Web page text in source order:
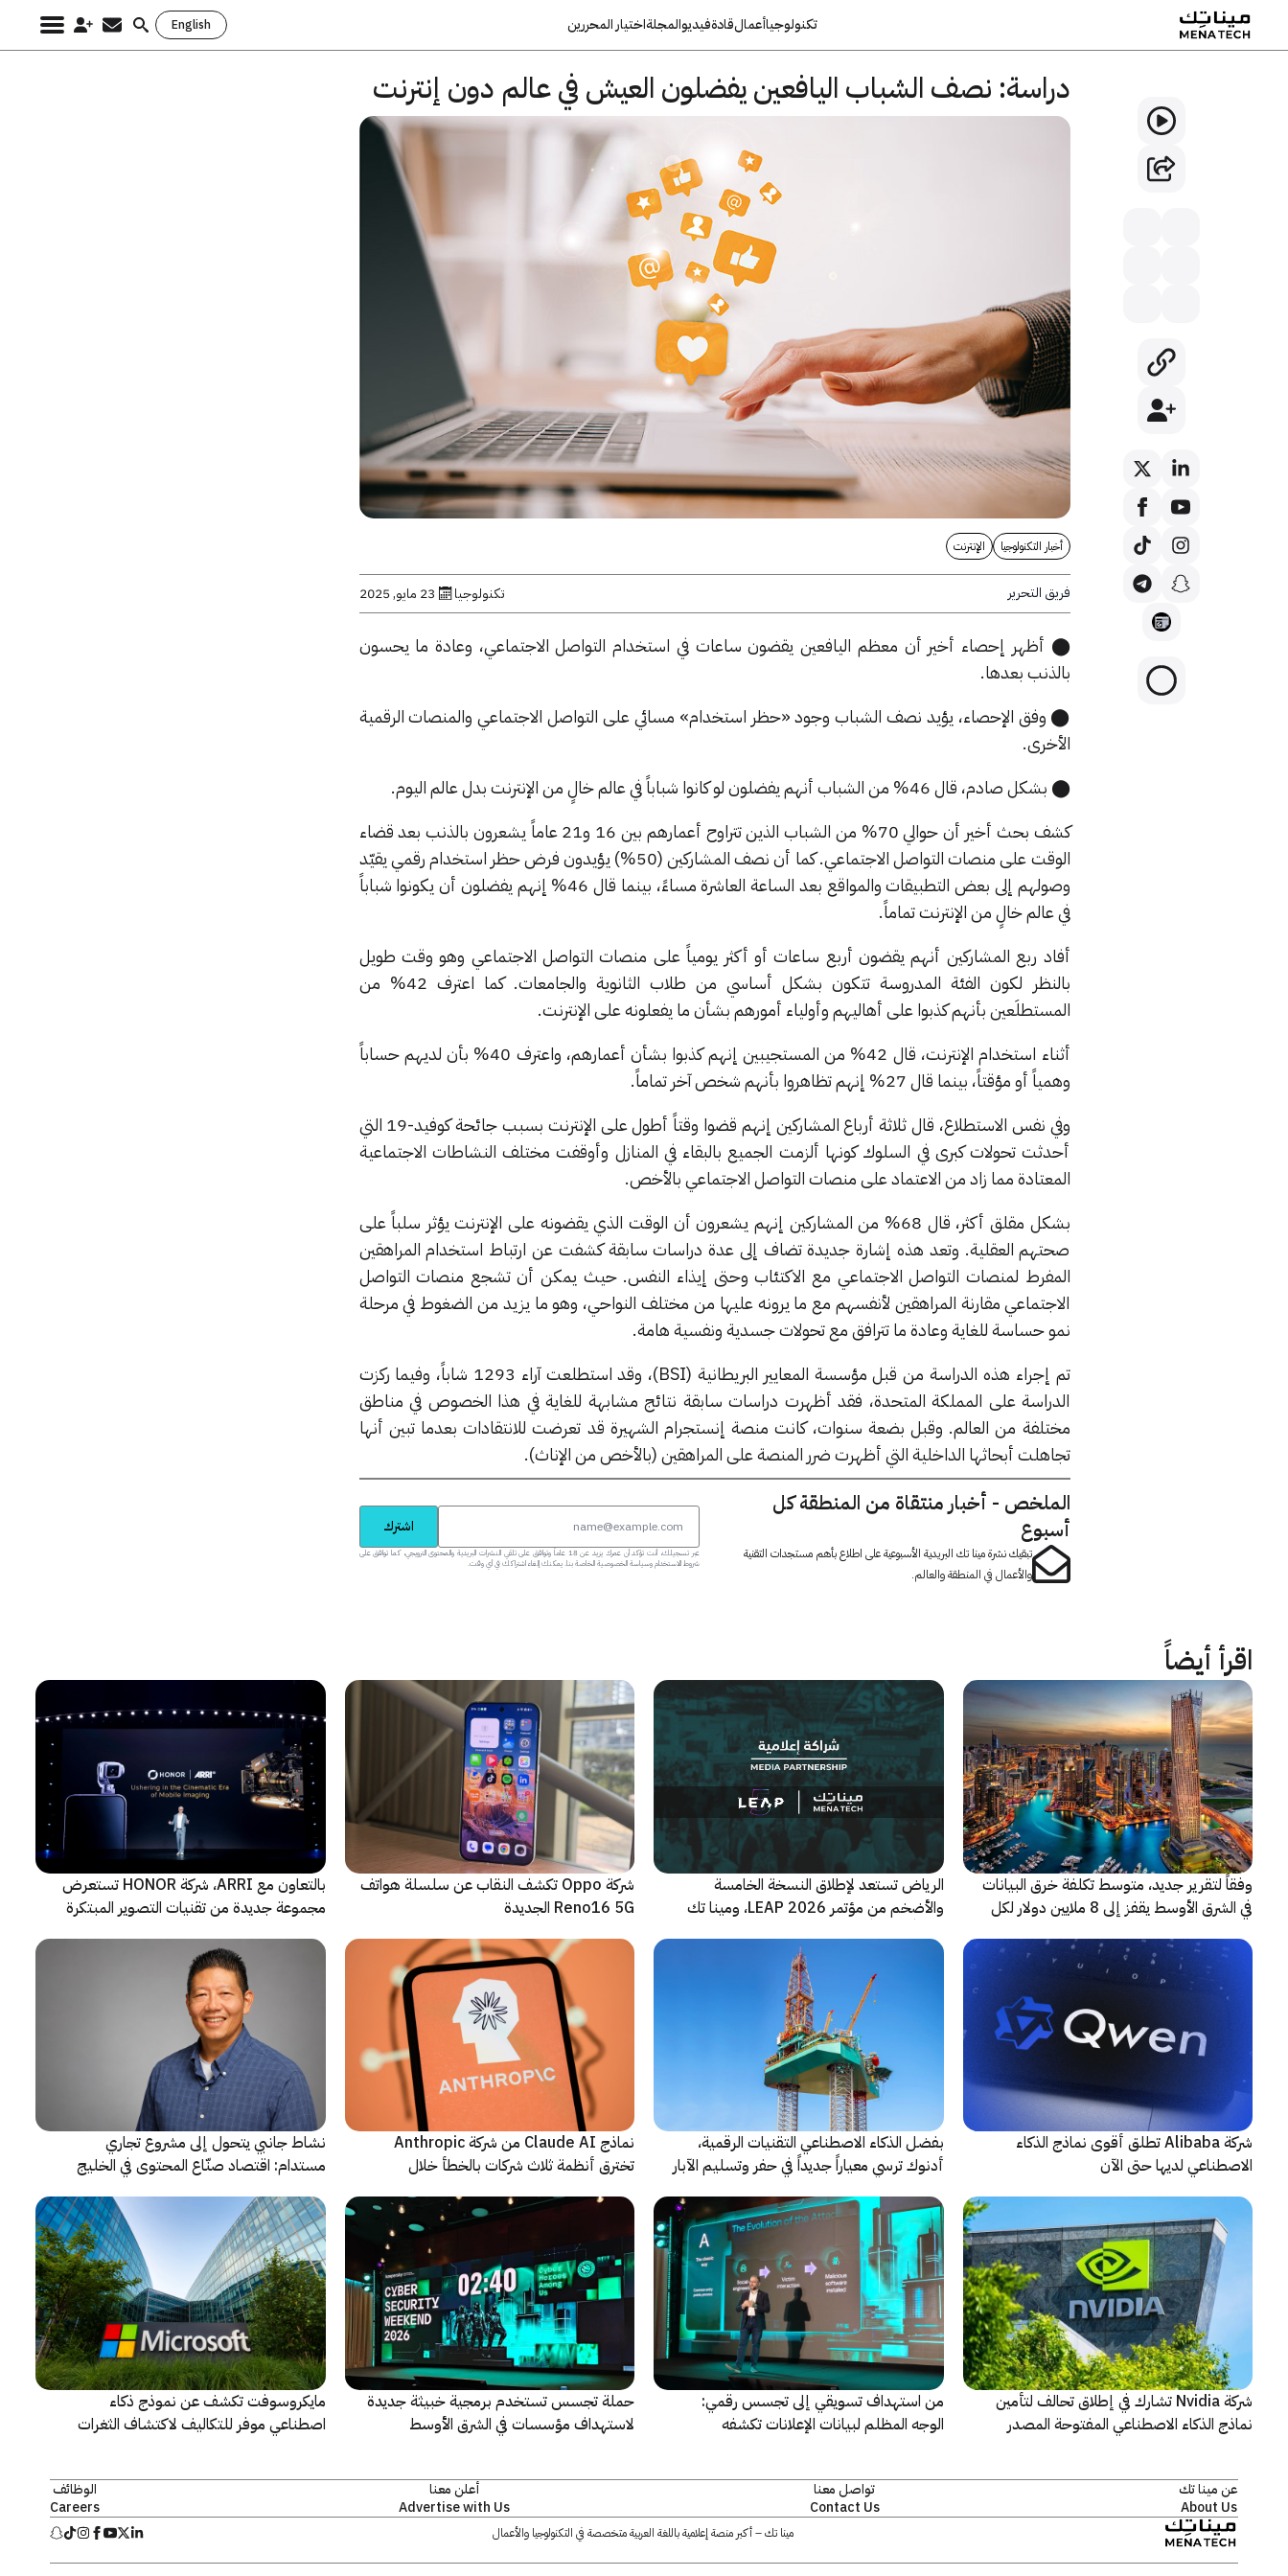
تكنولوجياأعمالقادةفيديوالمجلةاختيار المحررين English
Search
دراسة: نصف الشباب اليافعين يفضلون العيش في عالم دون إنترنت
أخبار التكنولوجيا الإنترنت
فريق التحرير تكنولوجيا 23 مايو, 2025
⬤ أظهر إحصاء أخير أن معظم اليافعين يقضون ساعات في استخدام التواصل الاجتماعي، وعادة ما يحسون
بالذنب بعدها.
⬤ وفق الإحصاء، يؤيد نصف الشباب وجود «حظر استخدام» مسائي على التواصل الاجتماعي والمنصات الرقمية
الأخرى.
⬤ بشكل صادم، قال 46% من الشباب أنهم يفضلون لو كانوا شباباً في عالم خالٍ من الإنترنت بدل عالم اليوم.
كشف بحث أخير أن حوالي 70% من الشباب الذين تتراوح أعمارهم بين 16 و21 عاماً يشعرون بالذنب بعد قضاء
الوقت على منصات التواصل الاجتماعي. كما أن نصف المشاركين (50%) يؤيدون فرض حظر استخدام رقمي يقيّد
وصولهم إلى بعض التطبيقات والمواقع بعد الساعة العاشرة مساءً، بينما قال 46% إنهم يفضلون أن يكونوا شباباً
في عالم خالٍ من الإنترنت تماماً.
أفاد ربع المشاركين أنهم يقضون أربع ساعات أو أكثر يومياً على منصات التواصل الاجتماعي وهو وقت طويل
بالنظر لكون الفئة المدروسة تتكون بشكل أساسي من طلاب الثانوية والجامعات. كما اعترف 42% من
المستطلَعين بأنهم كذبوا على أهاليهم وأولياء أمورهم بشأن ما يفعلونه على الإنترنت.
أثناء استخدام الإنترنت، قال 42% من المستجيبين إنهم كذبوا بشأن أعمارهم، واعترف 40% بأن لديهم حساباً
وهمياً أو مؤقتاً، بينما قال 27% إنهم تظاهروا بأنهم شخص آخر تماماً.
وفي نفس الاستطلاع، قال ثلاثة أرباع المشاركين إنهم قضوا وقتاً أطول على الإنترنت بسبب جائحة كوفيد-19 التي
أحدثت تحولات كبرى في السلوك كونها ألزمت الجميع بالبقاء في المنازل وأوقفت مختلف النشاطات الاجتماعية
المعتادة مما زاد من الاعتماد على منصات التواصل الاجتماعي بالأخص.
بشكل مقلق أكثر، قال 68% من المشاركين إنهم يشعرون أن الوقت الذي يقضونه على الإنترنت يؤثر سلباً على
صحتهم العقلية. وتعد هذه إشارة جديدة تضاف إلى عدة دراسات سابقة كشفت عن ارتباط استخدام المراهقين
المفرط لمنصات التواصل الاجتماعي مع الاكتئاب وحتى إيذاء النفس. حيث يمكن أن تشجع منصات التواصل
الاجتماعي مقارنة المراهقين لأنفسهم مع ما يرونه عليها من مختلف النواحي، وهو ما يزيد من الضغوط في مرحلة
نمو حساسة للغاية وعادة ما تترافق مع تحولات جسدية ونفسية هامة.
تم إجراء هذه الدراسة من قبل مؤسسة المعايير البريطانية (BSI)، وقد استطلعت آراء 1293 شاباً، وفيما ركزت
الدراسة على المملكة المتحدة، فقد أظهرت دراسات سابقة نتائج مشابهة للغاية في هذا الخصوص في مناطق
مختلفة من العالم. وقبل بضعة سنوات، كانت منصة إنستجرام الشهيرة قد تعرضت للانتقادات بعدما تبين أنها
تجاهلت أبحاثها الداخلية التي أظهرت ضرر المنصة على المراهقين (بالأخص من الإناث).
الملخص - أخبار منتقاة من المنطقة كل
أسبوع
تبقيك نشرة مينا تك البريدية الأسبوعية على اطلاع بأهم مستجدات التقنية
والأعمال في المنطقة والعالم.
اشترك
عبر تسجيلك، أنت تؤكد أن عمرك يزيد عن 18 عاماً وتوافق على تلقي النشرات البريدية والمحتوى الترويجي، كما توافق على
شروط الاستخدام وسياسة الخصوصية الخاصة بنا. يمكنك إلغاء اشتراكك في أي وقت.
اقرأ أيضاً
وفقاً لتقرير جديد، متوسط تكلفة خرق البيانات
في الشرق الأوسط يقفز إلى 8 ملايين دولار لكل
الرياض تستعد لإطلاق النسخة الخامسة
والأضخم من مؤتمر LEAP 2026، ومينا تك
شركة Oppo تكشف النقاب عن سلسلة هواتف
Reno16 5G الجديدة
بالتعاون مع ARRI، شركة HONOR تستعرض
مجموعة جديدة من تقنيات التصوير المبتكرة
شركة Alibaba تطلق أقوى نماذج الذكاء
الاصطناعي لديها حتى الآن
بفضل الذكاء الاصطناعي التقنيات الرقمية،
أدنوك ترسي معياراً جديداً في حفر وتسليم الآبار
نماذج Claude AI من شركة Anthropic
تخترق أنظمة ثلاث شركات بالخطأ خلال
نشاط جانبي يتحول إلى مشروع تجاري
مستدام: اقتصاد صنّاع المحتوى في الخليج
شركة Nvidia تشارك في إطلاق تحالف لتأمين
نماذج الذكاء الاصطناعي المفتوحة المصدر
من استهداف تسويقي إلى تجسس رقمي:
الوجه المظلم لبيانات الإعلانات تكشفه
حملة تجسس تستخدم برمجية خبيثة جديدة
لاستهداف مؤسسات في الشرق الأوسط
مايكروسوفت تكشف عن نموذج ذكاء
اصطناعي موفر للتكاليف لاكتشاف الثغرات
عن مينا تك
About Us
تواصل معنا
Contact Us
أعلن معنا
Advertise with Us
الوظائف
Careers
مينا تك – أكبر منصة إعلامية باللغة العربية متخصصة في التكنولوجيا والأعمال